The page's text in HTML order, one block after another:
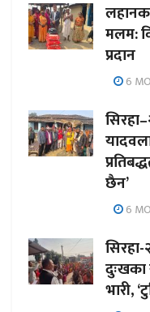
मलम:
प्रदान
6
छैन’
6
दुःखका
भारी,